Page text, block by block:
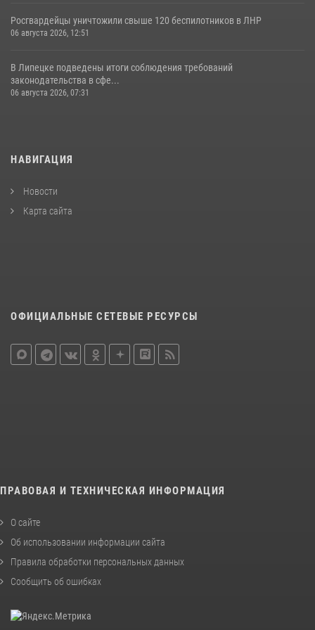
Росгвардейцы уничтожили свыше 120 беспилотников в ЛНР
06 августа 2026, 12:51
В Липецке подведены итоги соблюдения требований
законодательства в сфе...
06 августа 2026, 07:31
НАВИГАЦИЯ
Новости
Карта сайта
ОФИЦИАЛЬНЫЕ СЕТЕВЫЕ РЕСУРСЫ
ПРАВОВАЯ И ТЕХНИЧЕСКАЯ ИНФОРМАЦИЯ
О сайте
Об использовании информации сайта
Правила обработки персональных данных
Сообщить об ошибках